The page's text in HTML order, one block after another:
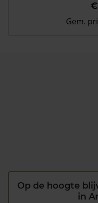
Gem.
Op de hoogte
in